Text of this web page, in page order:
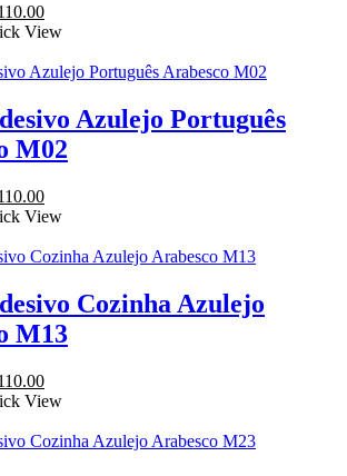
O
preço
é:
View
Azulejo Português
M02
O
preço
é:
View
Cozinha Azulejo
M13
O
preço
é:
View